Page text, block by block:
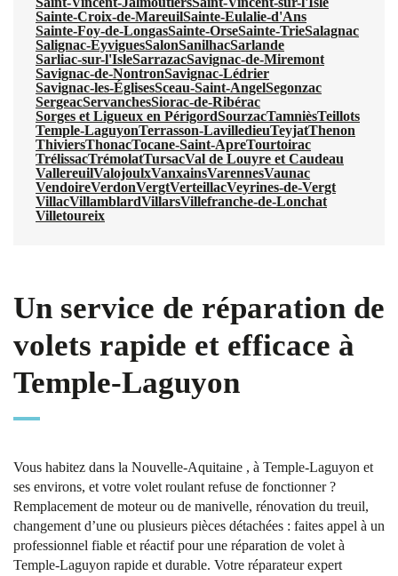
Sainte-Croix-de-MareuilSainte-Eulalie-d'Ans
Sainte-Foy-de-LongasSainte-OrseSainte-TrieSalagnac
Salignac-EyviguesSalonSanilhacSarlande
Sarliac-sur-l'IsleSarrazacSavignac-de-Miremont
Savignac-de-NontronSavignac-Lédrier
Savignac-les-ÉglisesSceau-Saint-AngelSegonzac
SergeacServanchesSiorac-de-Ribérac
Sorges et Ligueux en PérigordSourzacTamnièsTeillots
Temple-LaguyonTerrasson-LavilledieuTeyjatThenon
ThiviersThonacTocane-Saint-ApreTourtoirac
TrélissacTrémolatTursacVal de Louyre et Caudeau
VallereuilValojoulxVanxainsVarennesVaunac
VendoireVerdonVergtVerteillacVeyrines-de-Vergt
VillacVillamblardVillarsVillefranche-de-Lonchat
Villetoureix
Un service de réparation de
volets rapide et efficace à
Temple-Laguyon
Vous habitez dans la Nouvelle-Aquitaine , à Temple-Laguyon et
ses environs, et votre volet roulant refuse de fonctionner ?
Remplacement de moteur ou de manivelle, rénovation du treuil,
changement d’une ou plusieurs pièces détachées : faites appel à un
professionnel fiable et réactif pour une réparation de volet à
Temple-Laguyon rapide et durable. Votre réparateur expert